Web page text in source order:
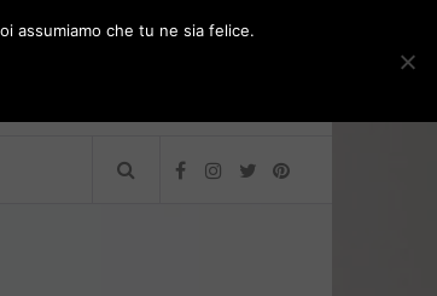
assumiamo che tu ne sia felice.